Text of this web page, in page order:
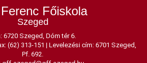
Főiskola
Szeged
6720 Szeged, Dóm tér 6.
(62) 313-151 | Levelezési cím: 6701 Szeged,
Pf. 692.